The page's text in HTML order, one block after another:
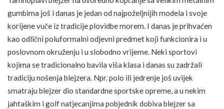
gumbima još i danas je jedan od najpoželjnijih modela i svoje
korijene vuče iz tradicije plovidbe morem. I danas je prihvaćen
kao odlični poluformalni odjevni predmet koji funkcionira i u
poslovnom okruženju i u slobodno vrijeme. Neki sportovi
kojima se tradicionalno bavila viša klasa i danas su zadržali
tradiciju nošenja blejzera. Npr. polo ili jedrenje još uvijek
smatraju blejzer dio standardne sportske opreme, a u nekim
jahtaškim i golf natjecanjima pobjednik dobiva blejzer sa